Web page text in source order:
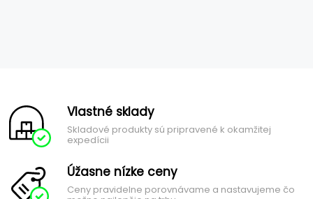
Vlastné sklady
Skladové produkty sú pripravené k okamžitej
expedícii
Úžasne nízke ceny
Ceny pravidelne porovnávame a nastavujeme čo